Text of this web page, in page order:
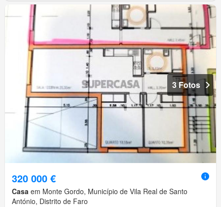
3 Fotos
320 000 €
Casa em Monte Gordo, Município de Vila Real de Santo
António, Distrito de Faro